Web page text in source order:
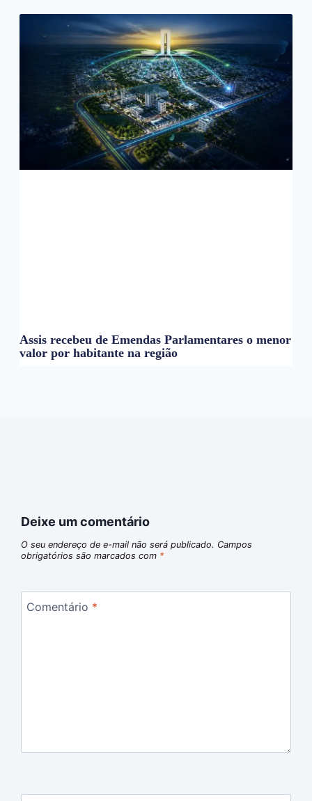
Assis recebeu de Emendas Parlamentares o menor
valor por habitante na região
Deixe um comentário
O seu endereço de e-mail não será publicado. Campos
obrigatórios são marcados com *
Comentário *